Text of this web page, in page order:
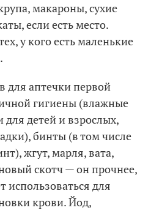
макароны, сухие
если есть место.
у кого есть маленькие
для аптечки первой
гигиены (влажные
для детей и взрослых,
бинты (в том числе
жгут, марля, вата,
скотч — он прочнее,
для
крови. Йод,